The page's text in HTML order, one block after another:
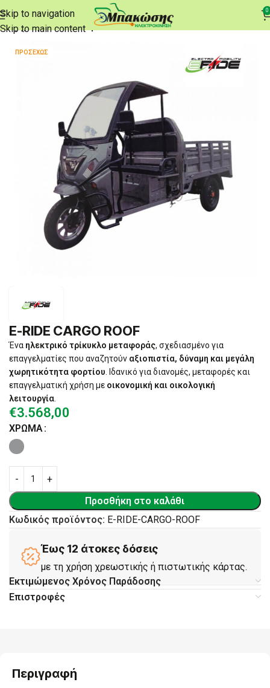
Skip to navigation
Skip to main content
0
Αρχική σελίδα e-Τρίκυκλα
ΠΡΟΣΕΧΏΣ
E-RIDE CARGO ROOF
Ένα ηλεκτρικό τρίκυκλο μεταφοράς, σχεδιασμένο για
επαγγελματίες που αναζητούν αξιοπιστία, δύναμη και μεγάλη
χωρητικότητα φορτίου. Ιδανικό για διανομές, μεταφορές και
επαγγελματική χρήση με οικονομική και οικολογική
λειτουργία.
€3.568,00
ΧΡΏΜΑ
Προσθήκη στο καλάθι
Κωδικός προϊόντος: E-RIDE-CARGO-ROOF
Έως 12 άτοκες δόσεις
με τη χρήση χρεωστικής ή πιστωτικής κάρτας.
Εκτιμώμενος Χρόνος Παράδοσης
Επιστροφές
Περιγραφή